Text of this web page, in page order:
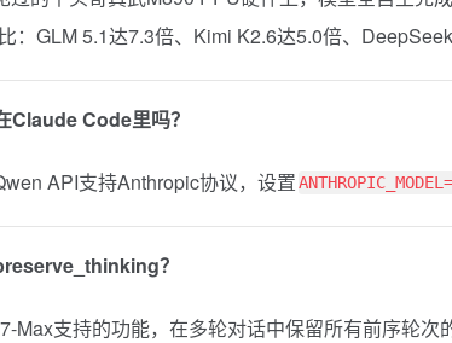
：GLM 5.1达7.3倍、Kimi K2.6达5.0倍、DeepSeek
Claude Code里吗？
API支持Anthropic协议，设置
？
Max支持的功能，在多轮对话中保留所有前序轮